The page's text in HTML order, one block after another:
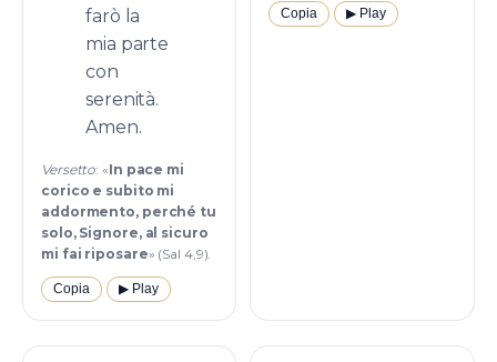
farò la
mia parte
con
serenità.
Amen.
Versetto: «In pace mi
corico e subito mi
addormento, perché tu
solo, Signore, al sicuro
mi fai riposare» (Sal 4,9).
Copia ▶︎ Play
Copia ▶︎ Play